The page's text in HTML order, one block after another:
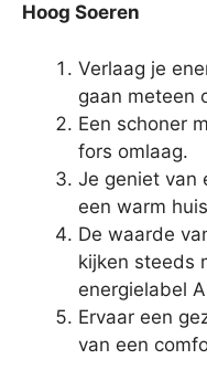
Hoog Soeren
Verlaag je
gaan meteen
Een schoner
fors omlaag.
Je geniet van
een warm
De waarde
kijken steeds
energielabel
Ervaar een
van een